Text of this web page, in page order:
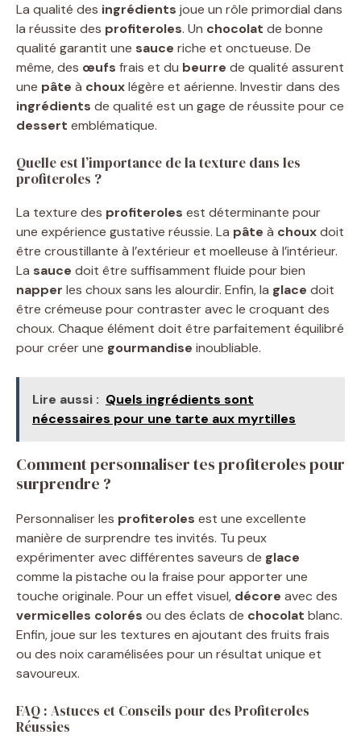
La qualité des ingrédients joue un rôle primordial dans
la réussite des profiteroles. Un chocolat de bonne
qualité garantit une sauce riche et onctueuse. De
même, des œufs frais et du beurre de qualité assurent
une pâte à chouxlégère et aérienne. Investir dans des
ingrédients de qualité est un gage de réussite pour ce
dessert emblématique.
Quelle est l’importance de la texture dans les
profiteroles ?
La texture des profiteroles est déterminante pour
une expérience gustative réussie. La pâte à chouxdoit
être croustillante à l’extérieur et moelleuse à l’intérieur.
La sauce doit être suffisamment fluide pour bien
napper les choux sans les alourdir. Enfin, la glace doit
être crémeuse pour contraster avec le croquant des
choux. Chaque élément doit être parfaitement équilibré
pour créer une gourmandise inoubliable.
Lire aussi : Quels ingrédients sont
nécessaires pour une tarte aux myrtilles
Comment personnaliser tes profiteroles pour
surprendre ?
Personnaliser les profiteroles est une excellente
manière de surprendre tes invités. Tu peux
expérimenter avec différentes saveurs de glace
comme la pistache ou la fraise pour apporter une
touche originale. Pour un effet visuel, décore avec des
vermicelles colorés ou des éclats de chocolat blanc.
Enfin, joue sur les textures en ajoutant des fruits frais
ou des noix caramélisées pour un résultat unique et
savoureux.
FAQ : Astuces et Conseils pour des Profiteroles
Réussies